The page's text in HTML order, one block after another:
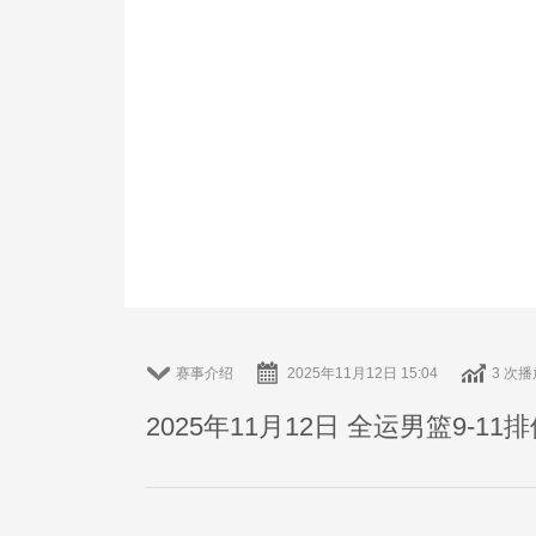
赛事介绍 2025年11月12日 15:04 3 次播
2025年11月12日 全运男篮9-11